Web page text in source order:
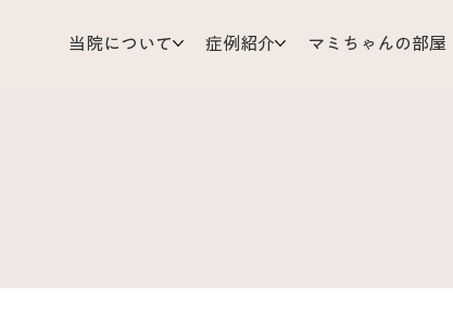
当院について 症例紹介 マミちゃんの部屋